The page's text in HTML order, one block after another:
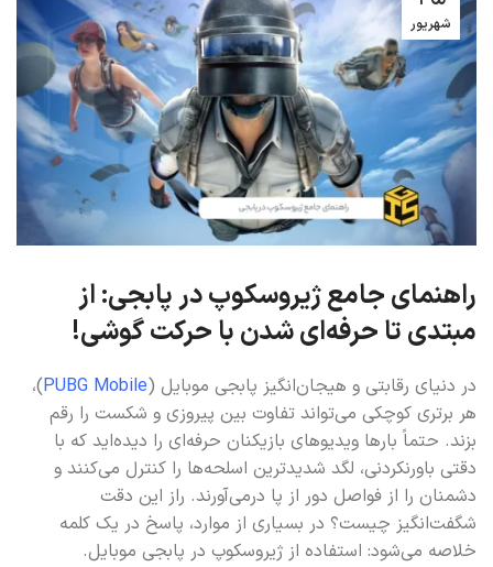
شهریور
راهنمای جامع ژیروسکوپ در پابجی: از
مبتدی تا حرفه‌ای شدن با حرکت گوشی!
در دنیای رقابتی و هیجان‌انگیز پابجی موبایل (PUBG Mobile)،
هر برتری کوچکی می‌تواند تفاوت بین پیروزی و شکست را رقم
بزند. حتماً بارها ویدیوهای بازیکنان حرفه‌ای را دیده‌اید که با
دقتی باورنکردنی، لگد شدیدترین اسلحه‌ها را کنترل می‌کنند و
دشمنان را از فواصل دور از پا درمی‌آورند. راز این دقت
شگفت‌انگیز چیست؟ در بسیاری از موارد، پاسخ در یک کلمه
خلاصه می‌شود: استفاده از ژیروسکوپ در پابجی موبایل.